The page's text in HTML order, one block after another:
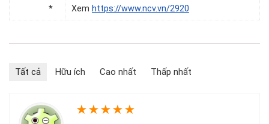
* Xem https://www.ncv.vn/2920
Tất cả Hữu ích Cao nhất Thấp nhất
★★★★★